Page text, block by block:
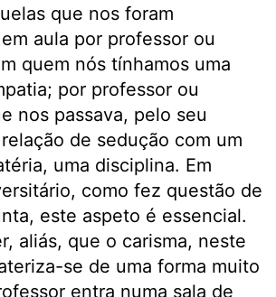
que nos foram
aula por professor ou
quem nós tínhamos uma
por professor ou
nos passava, pelo seu
de sedução com um
uma disciplina. Em
como fez questão de
este aspeto é essencial.
aliás, que o carisma, neste
se de uma forma muito
entra numa sala de